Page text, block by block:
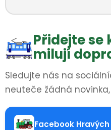
Přidejte
milují
Sledujte nás na
neuteče žádná
Facebook